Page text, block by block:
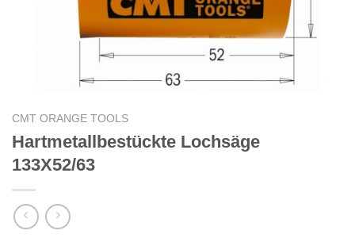
CMT ORANGE TOOLS
Hartmetallbestückte Lochsäge
133X52/63